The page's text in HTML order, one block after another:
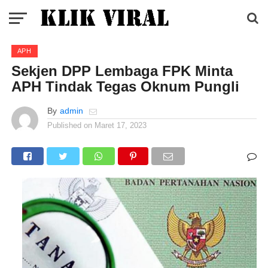
APH
Sekjen DPP Lembaga FPK Minta
APH Tindak Tegas Oknum Pungli
By admin
Published on Maret 17, 2023